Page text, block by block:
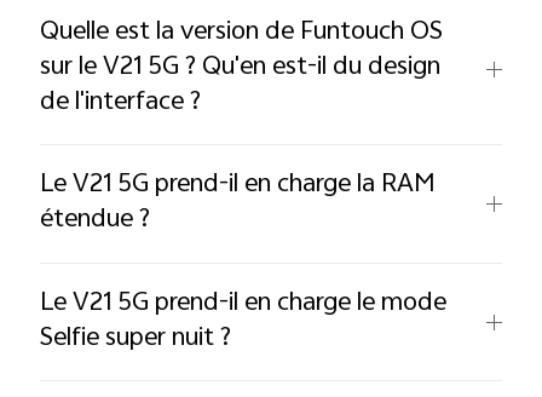
Quelle est la version de Funtouch OS
sur le V21 5G ? Qu'en est-il du design
de l'interface ?
Le V21 5G prend-il en charge la RAM
étendue ?
Le V21 5G prend-il en charge le mode
Selfie super nuit ?